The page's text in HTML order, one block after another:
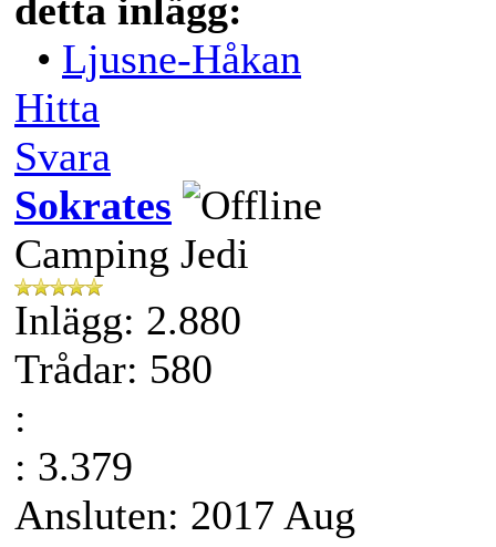
detta inlägg:
• Ljusne-Håkan
Hitta
Svara
Sokrates
Camping Jedi
Inlägg: 2.880
Trådar: 580
:
: 3.379
Ansluten: 2017 Aug